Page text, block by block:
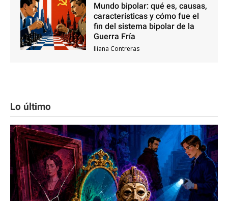
Mundo bipolar: qué es, causas,
características y cómo fue el
fin del sistema bipolar de la
Guerra Fría
Iliana Contreras
Lo último